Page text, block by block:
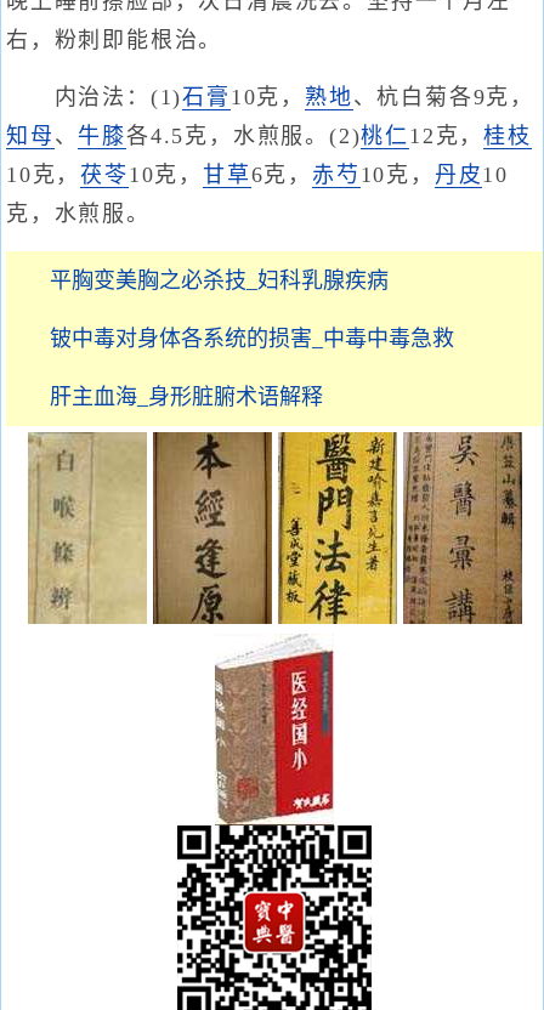
右，粉刺即能根治。
内治法：(1)石膏 10克， 熟地、杭白菊各9克，
知母 、 牛膝各4.5克，水煎服。(2)桃仁12克，桂枝
10克，茯苓10克，甘草6克， 赤芍 10克， 丹皮10
克，水煎服。
平胸变美胸之必杀技_妇科乳腺疾病
铍中毒对身体各系统的损害_中毒中毒急救
肝主血海_身形脏腑术语解释